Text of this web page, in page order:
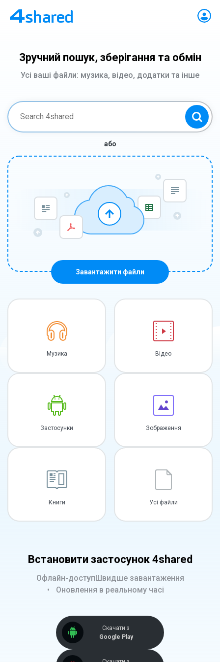
Зручний пошук, зберігання та обмін
Усі ваші файли: музика, відео, додатки та інше
або
Завантажити файли
Музика Відео
Застосунки Зображення
Книги Усі файли
Встановити застосунок 4shared
Офлайн-доступШвидше завантаження
Оновлення в реальному часі
Скачати з
Google Play